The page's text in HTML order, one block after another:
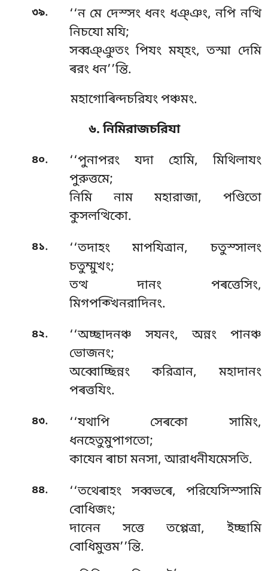
৩৯. ‘‘ন মে দেস্সং ধনং ধঞ্ঞং, নপি নত্থি
নিচযো মযি;
সব্বঞ্ঞুতং পিযং ময্হং, তস্মা দেমি
ৰরং ধন’’ন্তি.
মহাগোৰিন্দচরিযং পঞ্চমং.
৬. নিমিরাজচরিযা
৪০.
‘‘পুনাপরং যদা হোমি, মিথিলাযং
পুরুত্তমে;
নিমি নাম মহারাজা, পণ্ডিতো
কুসলত্থিকো.
৪১.
‘‘তদাহং মাপযিত্ৰান, চতুস্সালং
চতুম্মুখং;
তত্থ দানং পৰত্তেসিং,
মিগপক্খিনরাদিনং.
৪২.
‘‘অচ্ছাদনঞ্চ সযনং, অন্নং পানঞ্চ
ভোজনং;
অব্বোচ্ছিন্নং করিত্ৰান, মহাদানং
পৰত্তযিং.
৪৩.
‘‘যথাপি সেৰকো সামিং,
ধনহেতুমুপাগতো;
কাযেন ৰাচা মনসা, আরাধনীযমেসতি.
৪৪.
‘‘তথেৰাহং সব্বভৰে, পরিযেসিস্সামি
বোধিজং;
দানেন সত্তে তপ্পেত্ৰা, ইচ্ছামি
বোধিমুত্তম’’ন্তি.